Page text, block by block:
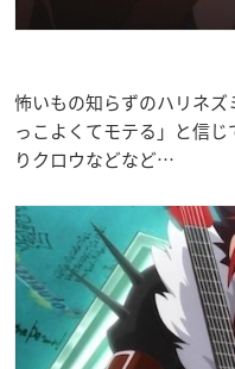
怖いもの知らずのハリネ
っこよくてモテる」と信じ
りクロウなどなど…